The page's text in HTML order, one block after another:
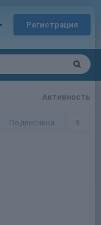
Регистрация
Активность
Подписчики 0